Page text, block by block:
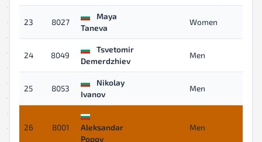
23 8027
Maya
Taneva
Women
24 8049
Tsvetomir
Demerdzhiev
Men
25 8053
Nikolay
Ivanov
Men
26 8001
Aleksandar
Popov
Men